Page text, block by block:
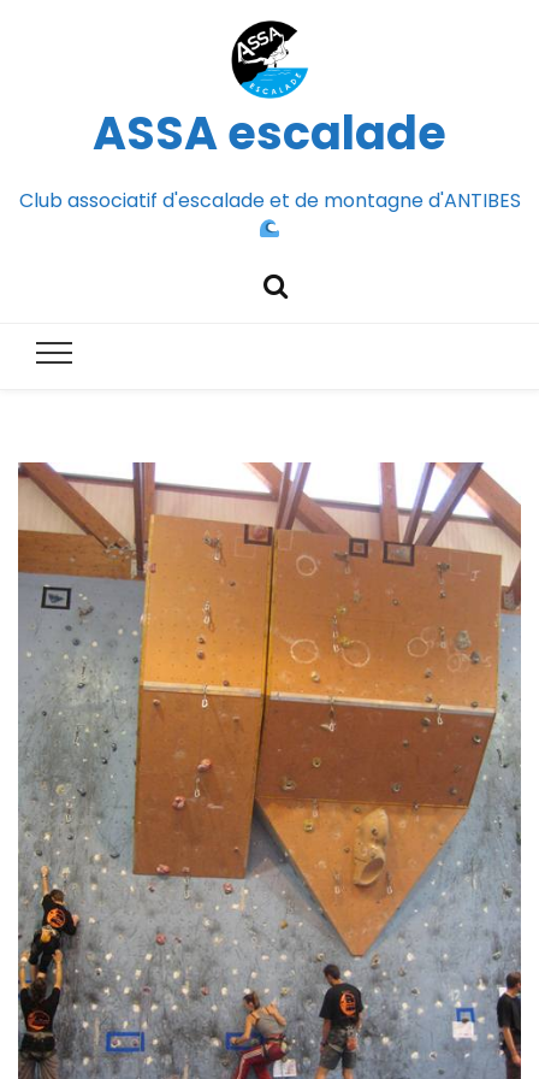
ASSA escalade
Club associatif d'escalade et de montagne d'ANTIBES